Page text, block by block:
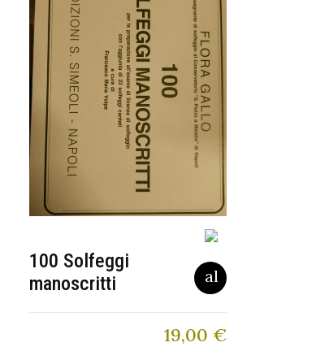
100 Solfeggi
manoscritti
19,00 €